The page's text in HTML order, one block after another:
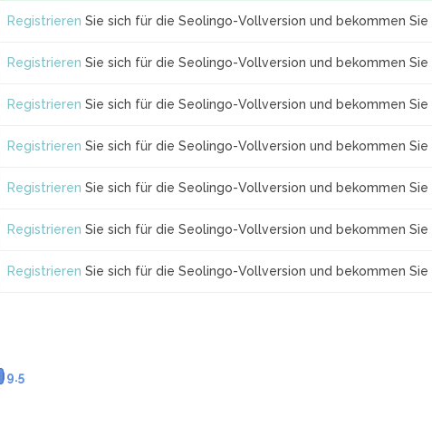
Registrieren Sie sich für die Seolingo-Vollversion und bekommen Sie
Registrieren Sie sich für die Seolingo-Vollversion und bekommen Sie
Registrieren Sie sich für die Seolingo-Vollversion und bekommen Sie
Registrieren Sie sich für die Seolingo-Vollversion und bekommen Sie
Registrieren Sie sich für die Seolingo-Vollversion und bekommen Sie
Registrieren Sie sich für die Seolingo-Vollversion und bekommen Sie
Registrieren Sie sich für die Seolingo-Vollversion und bekommen Sie
9.5